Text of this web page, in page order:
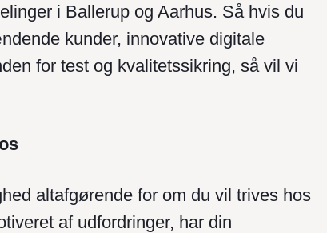
i Ballerup og Aarhus. Så hvis du
kunder, innovative digitale
for test og kvalitetssikring, så vil vi
altafgørende for om du vil trives hos
af udfordringer, har din